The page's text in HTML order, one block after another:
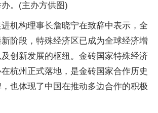
。(主办方供图)
机构理事长詹晓宁在致辞中表示，全
阶段，特殊经济区已成为全球经济增
创新发展的枢纽。金砖国家特殊经济
杭州正式落地，是金砖国家合作历史
也体现了中国在推动多边合作的积极